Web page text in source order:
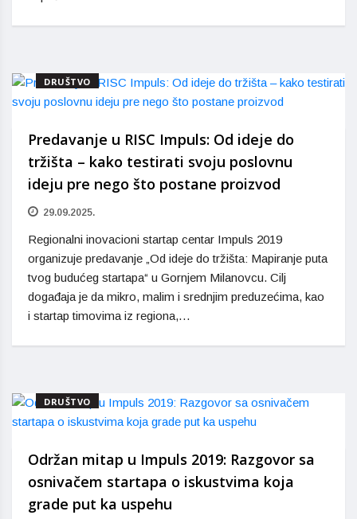
DRUŠTVO
Predavanje u RISC Impuls: Od ideje do
tržišta – kako testirati svoju poslovnu
ideju pre nego što postane proizvod
29.09.2025.
Regionalni inovacioni startap centar Impuls 2019
organizuje predavanje „Od ideje do tržišta: Mapiranje puta
tvog budućeg startapa“ u Gornjem Milanovcu. Cilj
događaja je da mikro, malim i srednjim preduzećima, kao
i startap timovima iz regiona,…
DRUŠTVO
Održan mitap u Impuls 2019: Razgovor sa
osnivačem startapa o iskustvima koja
grade put ka uspehu